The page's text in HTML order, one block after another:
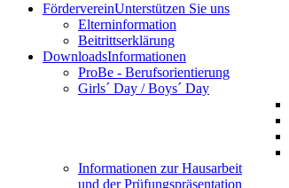
FördervereinUnterstützen Sie uns
Elterninformation
Beitrittserklärung
DownloadsInformationen
ProBe - Berufsorientierung
Girls´ Day / Boys´ Day
Informationen zur Hausarbeit
und der Prüfungspräsentation